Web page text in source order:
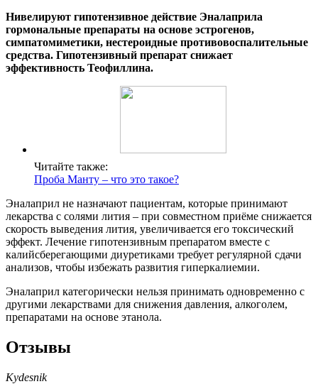
Нивелируют гипотензивное действие Эналаприла
гормональные препараты на основе эстрогенов,
симпатомиметики, нестероидные противовоспалительные
средства. Гипотензивный препарат снижает
эффективность Теофиллина.
Читайте также:
Проба Манту – что это такое?
Эналаприл не назначают пациентам, которые принимают
лекарства с солями лития – при совместном приёме снижается
скорость выведения лития, увеличивается его токсический
эффект. Лечение гипотензивным препаратом вместе с
калийсберегающими диуретиками требует регулярной сдачи
анализов, чтобы избежать развития гиперкалиемии.
Эналаприл категорически нельзя принимать одновременно с
другими лекарствами для снижения давления, алкоголем,
препаратами на основе этанола.
Отзывы
Kydesnik